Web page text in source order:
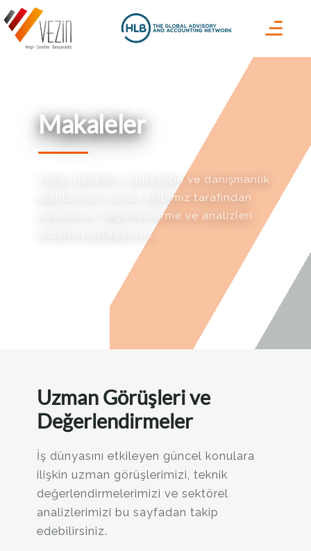
Makaleler
Vergi, denetim, muhasebe ve danışmanlık
alanlarında uzman ekibimiz tarafından
hazırlanan değerlendirme ve analizleri
sizlerle paylaşıyoruz.
Uzman Görüşleri ve
Değerlendirmeler
İş dünyasını etkileyen güncel konulara
ilişkin uzman görüşlerimizi, teknik
değerlendirmelerimizi ve sektörel
analizlerimizi bu sayfadan takip
edebilirsiniz.